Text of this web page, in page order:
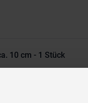
10 cm - 1 Stück